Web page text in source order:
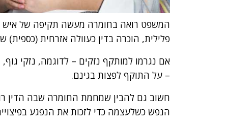
המשפט רואה בחומרה מעשה תקיפה של איש
פלילית, הוכרה בדין כעוולה אזרחית
אם נגרמו למותקף נזקים – לדוגמה, נזקי גוף,
– על התוקף לפצות בגינם.
חשוב גם להבין שמחמת החומרה שבה הדין
הנפש כשלעצמה כדי לזכות את הנפגע